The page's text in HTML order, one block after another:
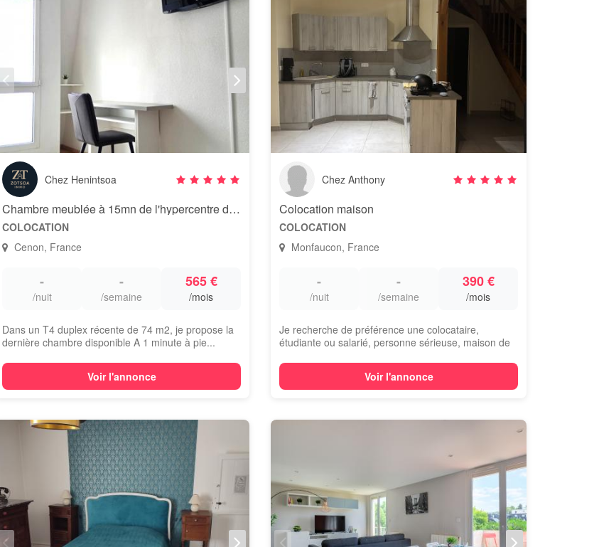
Chez Henintsoa
Chambre meublée à 15mn de l'hypercentre de Bordeaux
COLOCATION
Cenon, France
-
/nuit
-
/semaine
565 €
/mois
Dans un T4 duplex récente de 74 m2, je propose la
dernière chambre disponible A 1 minute à pie...
Voir l'annonce
Chez Anthony
Colocation maison
COLOCATION
Monfaucon, France
-
/nuit
-
/semaine
390 €
/mois
Je recherche de préférence une colocataire,
étudiante ou salarié, personne sérieuse, maison de
Voir l'annonce